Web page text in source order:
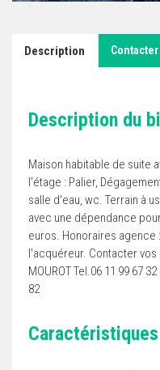
Description
Description du
Maison habitable de suite
l'étage : Palier,
salle d'eau, wc. Terrain à
avec une dépendance
euros. Honoraires agence
l'acquéreur. Contacter vos
MOUROT Tel.06 11 99 67
82